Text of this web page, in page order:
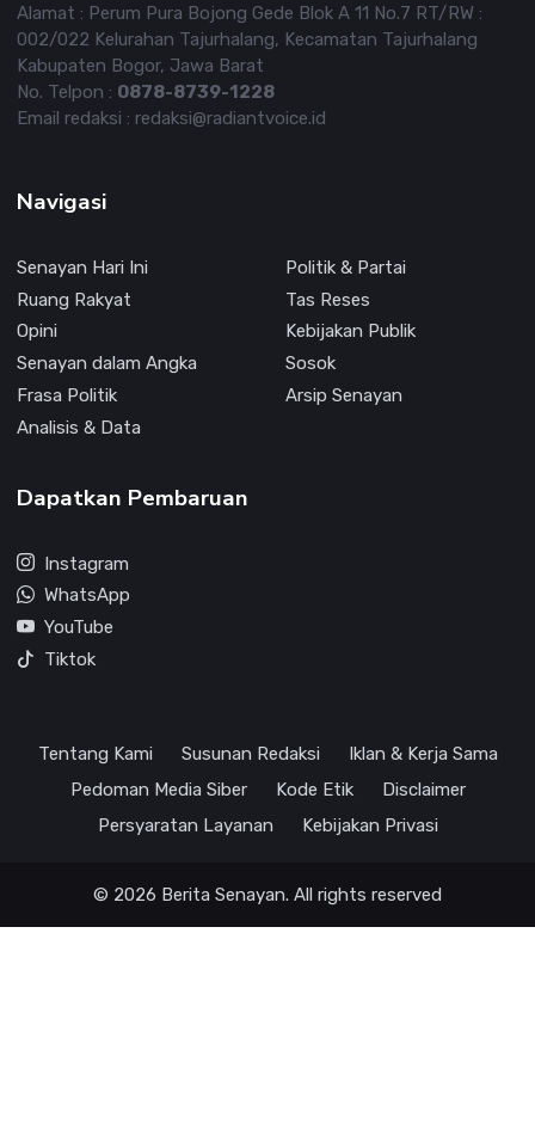
Alamat : Perum Pura Bojong Gede Blok A 11 No.7 RT/RW :
002/022 Kelurahan Tajurhalang, Kecamatan Tajurhalang
Kabupaten Bogor, Jawa Barat
No. Telpon : 0878-8739-1228
Email redaksi : redaksi@radiantvoice.id
Navigasi
Senayan Hari Ini
Politik & Partai
Ruang Rakyat
Tas Reses
Opini
Kebijakan Publik
Senayan dalam Angka
Sosok
Frasa Politik
Arsip Senayan
Analisis & Data
Dapatkan Pembaruan
Instagram
WhatsApp
YouTube
Tiktok
Tentang Kami Susunan Redaksi
Iklan & Kerja Sama
Pedoman Media Siber
Kode Etik
Disclaimer
Persyaratan Layanan
Kebijakan Privasi
© 2026 Berita Senayan. All rights reserved